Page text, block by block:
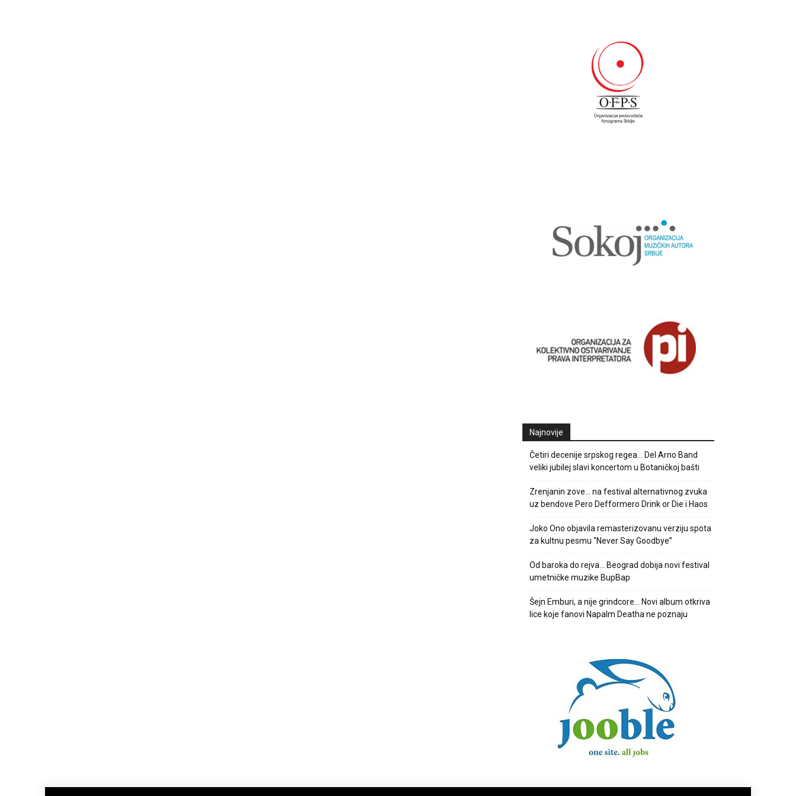
Najnovije
Četiri decenije srpskog regea… Del Arno Band
veliki jubilej slavi koncertom u Botaničkoj bašti
Zrenjanin zove… na festival alternativnog zvuka
uz bendove Pero Defformero Drink or Die i Haos
Joko Ono objavila remasterizovanu verziju spota
za kultnu pesmu “Never Say Goodbye”
Od baroka do rejva… Beograd dobija novi festival
umetničke muzike BupBap
Šejn Emburi, a nije grindcore… Novi album otkriva
lice koje fanovi Napalm Deatha ne poznaju